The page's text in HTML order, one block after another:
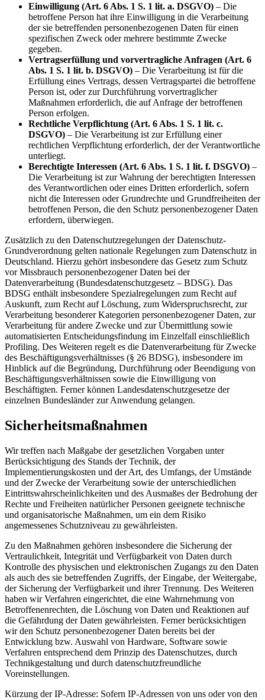
Einwilligung (Art. 6 Abs. 1 S. 1 lit. a. DSGVO) – Die
betroffene Person hat ihre Einwilligung in die Verarbeitung
der sie betreffenden personenbezogenen Daten für einen
spezifischen Zweck oder mehrere bestimmte Zwecke
gegeben.
Vertragserfüllung und vorvertragliche Anfragen (Art. 6
Abs. 1 S. 1 lit. b. DSGVO) – Die Verarbeitung ist für die
Erfüllung eines Vertrags, dessen Vertragspartei die betroffene
Person ist, oder zur Durchführung vorvertraglicher
Maßnahmen erforderlich, die auf Anfrage der betroffenen
Person erfolgen.
Rechtliche Verpflichtung (Art. 6 Abs. 1 S. 1 lit. c.
DSGVO) – Die Verarbeitung ist zur Erfüllung einer
rechtlichen Verpflichtung erforderlich, der der Verantwortliche
unterliegt.
Berechtigte Interessen (Art. 6 Abs. 1 S. 1 lit. f. DSGVO) –
Die Verarbeitung ist zur Wahrung der berechtigten Interessen
des Verantwortlichen oder eines Dritten erforderlich, sofern
nicht die Interessen oder Grundrechte und Grundfreiheiten der
betroffenen Person, die den Schutz personenbezogener Daten
erfordern, überwiegen.
Zusätzlich zu den Datenschutzregelungen der Datenschutz-
Grundverordnung gelten nationale Regelungen zum Datenschutz in
Deutschland. Hierzu gehört insbesondere das Gesetz zum Schutz
vor Missbrauch personenbezogener Daten bei der
Datenverarbeitung (Bundesdatenschutzgesetz – BDSG). Das
BDSG enthält insbesondere Spezialregelungen zum Recht auf
Auskunft, zum Recht auf Löschung, zum Widerspruchsrecht, zur
Verarbeitung besonderer Kategorien personenbezogener Daten, zur
Verarbeitung für andere Zwecke und zur Übermittlung sowie
automatisierten Entscheidungsfindung im Einzelfall einschließlich
Profiling. Des Weiteren regelt es die Datenverarbeitung für Zwecke
des Beschäftigungsverhältnisses (§ 26 BDSG), insbesondere im
Hinblick auf die Begründung, Durchführung oder Beendigung von
Beschäftigungsverhältnissen sowie die Einwilligung von
Beschäftigten. Ferner können Landesdatenschutzgesetze der
einzelnen Bundesländer zur Anwendung gelangen.
Sicherheitsmaßnahmen
Wir treffen nach Maßgabe der gesetzlichen Vorgaben unter
Berücksichtigung des Stands der Technik, der
Implementierungskosten und der Art, des Umfangs, der Umstände
und der Zwecke der Verarbeitung sowie der unterschiedlichen
Eintrittswahrscheinlichkeiten und des Ausmaßes der Bedrohung der
Rechte und Freiheiten natürlicher Personen geeignete technische
und organisatorische Maßnahmen, um ein dem Risiko
angemessenes Schutzniveau zu gewährleisten.
Zu den Maßnahmen gehören insbesondere die Sicherung der
Vertraulichkeit, Integrität und Verfügbarkeit von Daten durch
Kontrolle des physischen und elektronischen Zugangs zu den Daten
als auch des sie betreffenden Zugriffs, der Eingabe, der Weitergabe,
der Sicherung der Verfügbarkeit und ihrer Trennung. Des Weiteren
haben wir Verfahren eingerichtet, die eine Wahrnehmung von
Betroffenenrechten, die Löschung von Daten und Reaktionen auf
die Gefährdung der Daten gewährleisten. Ferner berücksichtigen
wir den Schutz personenbezogener Daten bereits bei der
Entwicklung bzw. Auswahl von Hardware, Software sowie
Verfahren entsprechend dem Prinzip des Datenschutzes, durch
Technikgestaltung und durch datenschutzfreundliche
Voreinstellungen.
Kürzung der IP-Adresse: Sofern IP-Adressen von uns oder von den